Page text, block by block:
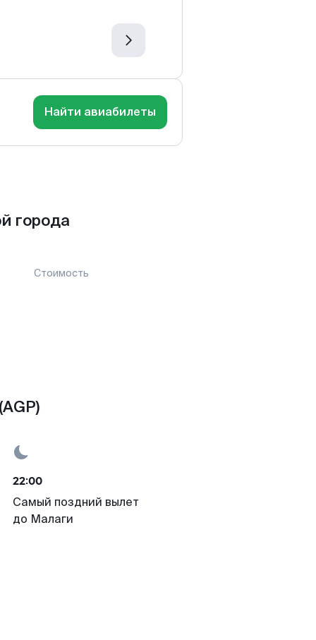
Найти авиабилеты
города
Стоимость
22:00
Самый поздний вылет
до Малаги